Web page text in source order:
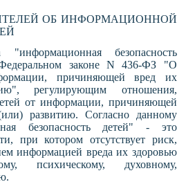
ОБ ИНФОРМАЦИОННОЙ
"информационная безопасность
законе N 436-ФЗ "О
причиняющей вред их
регулирующим отношения,
от информации, причиняющей
развитию. Согласно данному
безопасность детей" - это
при котором отсутствует риск,
информацией вреда их здоровью
психическому, духовному,